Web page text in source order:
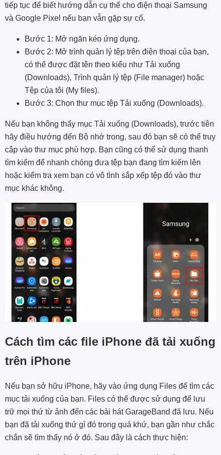
tiếp tục để biết hướng dẫn cụ thể cho điện thoại Samsung
và Google Pixel nếu bạn vẫn gặp sự cố.
Bước 1: Mở ngăn kéo ứng dụng.
Bước 2: Mở trình quản lý tệp trên điện thoại của bạn,
có thể được đặt tên theo kiểu như Tải xuống
(Downloads), Trình quản lý tệp (File manager) hoặc
Tệp của tôi (My files).
Bước 3: Chọn thư mục tệp Tải xuống (Downloads).
Nếu bạn không thấy mục Tải xuống (Downloads), trước tiên
hãy điều hướng đến Bộ nhớ trong, sau đó bạn sẽ có thể truy
cập vào thư mục phù hợp. Bạn cũng có thể sử dụng thanh
tìm kiếm để nhanh chóng đưa tệp bạn đang tìm kiếm lên
hoặc kiểm tra xem bạn có vô tình sắp xếp tệp đó vào thư
mục khác không.
Cách tìm các file iPhone đã tải xuống
trên iPhone
Nếu bạn sở hữu iPhone, hãy vào ứng dụng Files để tìm các
mục tải xuống của bạn. Files có thể được sử dụng để lưu
trữ mọi thứ từ ảnh đến các bài hát GarageBand đã lưu. Nếu
bạn đã tải xuống thứ gì đó trong quá khứ, bạn gần như chắc
chắn sẽ tìm thấy nó ở đó. Sau đây là cách thực hiện: